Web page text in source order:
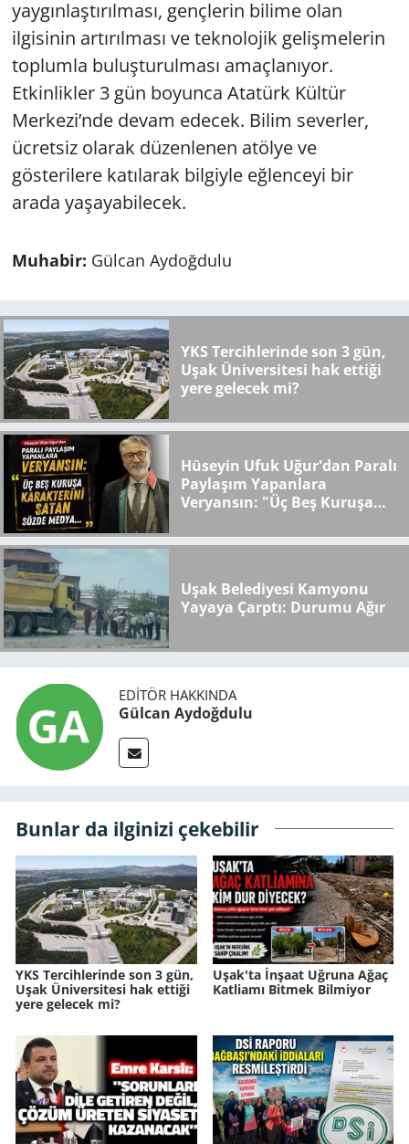
yaygınlaştırılması, gençlerin bilime olan
ilgisinin artırılması ve teknolojik gelişmelerin
toplumla buluşturulması amaçlanıyor.
Etkinlikler 3 gün boyunca Atatürk Kültür
Merkezi’nde devam edecek. Bilim severler,
ücretsiz olarak düzenlenen atölye ve
gösterilere katılarak bilgiyle eğlenceyi bir
arada yaşayabilecek.
Muhabir: Gülcan Aydoğdulu
YKS Tercihlerinde son 3 gün,
Uşak Üniversitesi hak ettiği
yere gelecek mi?
Hüseyin Ufuk Uğur'dan Paralı
Paylaşım Yapanlara
Veryansın: "Üç Beş Kuruşa
Medya..."
Uşak Belediyesi Kamyonu
Yayaya Çarptı: Durumu Ağır
EDITÖR HAKKINDA
Gülcan Aydoğdulu
Bunlar da ilginizi çekebilir
YKS Tercihlerinde son 3 gün,
Uşak Üniversitesi hak ettiği
yere gelecek mi?
Uşak'ta İnşaat Uğruna Ağaç
Katliamı Bitmek Bilmiyor